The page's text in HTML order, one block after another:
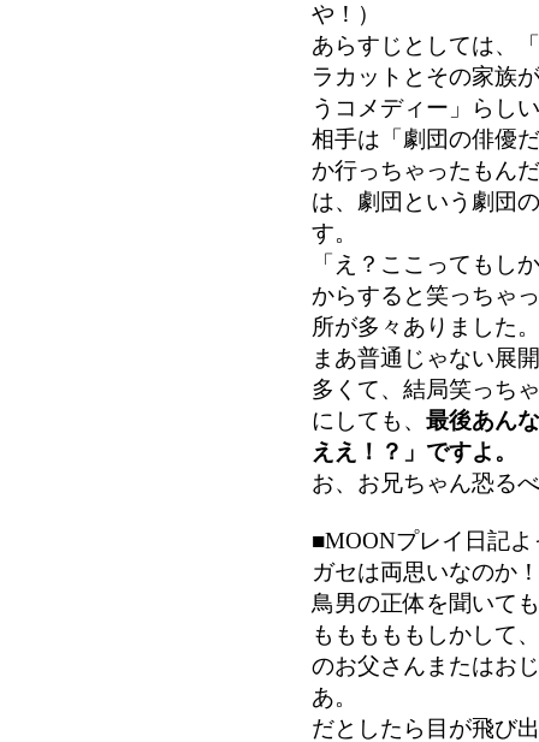
や！）
あらすじとしては、
ラカットとその家族
うコメディー」らし
相手は「劇団の俳優
か行っちゃったもん
は、劇団という劇団
す。
「え？ここってもし
からすると笑っちゃ
所が多々ありました。
まあ普通じゃない展
多くて、結局笑っち
にしても、 最後あん
ええ！？」ですよ。
お、お兄ちゃん恐る
■MOONプレイ日記よ
ガセは両思いなのか！
鳥男の正体を聞いて
もももももしかして
のお父さんまたはお
あ。
だとしたら目が飛び